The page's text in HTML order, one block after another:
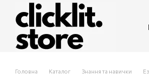
Перейти до основного контенту
Головна Каталог Знання та навички